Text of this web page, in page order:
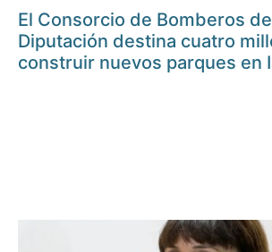
El Consorcio de Bomberos
Diputación destina cuatro
construir nuevos parques en